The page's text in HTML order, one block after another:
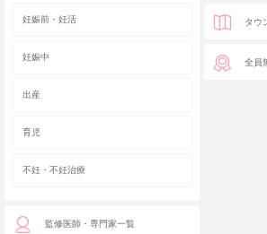
妊娠前・妊活
妊娠中
出産
育児
不妊・不妊治療
監修医師・専門家一覧
タウ
全員